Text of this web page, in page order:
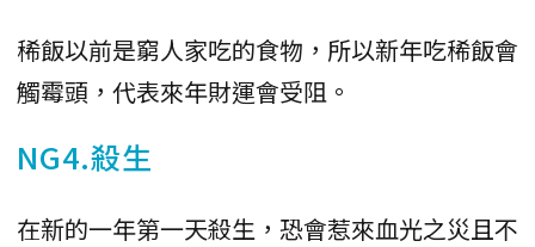
稀飯以前是窮人家吃的食物，所以新年吃稀飯會
觸霉頭，代表來年財運會受阻。
NG4.殺生
在新的一年第一天殺生，恐會惹來血光之災且不